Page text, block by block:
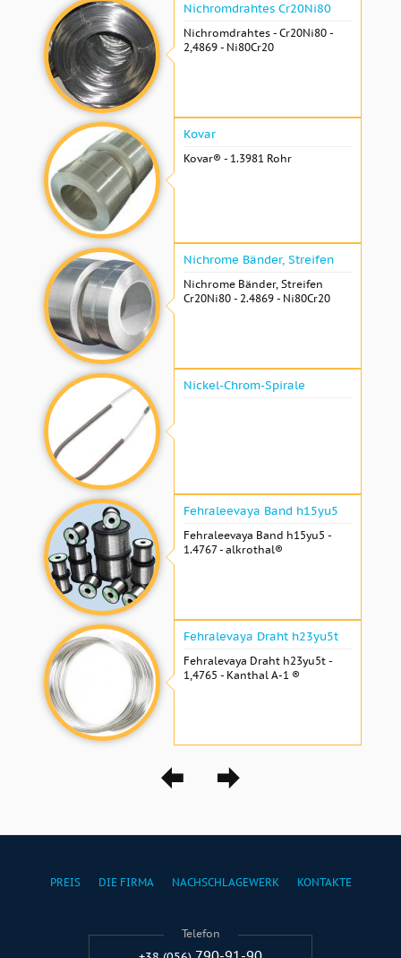
Nichromdrahtes Cr20Ni80
Nichromdrahtes - Cr20Ni80 -
2,4869 - Ni80Cr20
Kovar
Kovar® - 1.3981 Rohr
Nichrome Bänder, Streifen
Nichrome Bänder, Streifen
Cr20Ni80 - 2.4869 - Ni80Cr20
Nickel-Chrom-Spirale
Fehraleevaya Band h15yu5
Fehraleevaya Band h15yu5 -
1.4767 - alkrothal®
Fehralevaya Draht h23yu5t
Fehralevaya Draht h23yu5t -
1,4765 - Kanthal A-1 ®
PREIS DIE FIRMA NACHSCHLAGEWERK KONTAKTE
Telefon